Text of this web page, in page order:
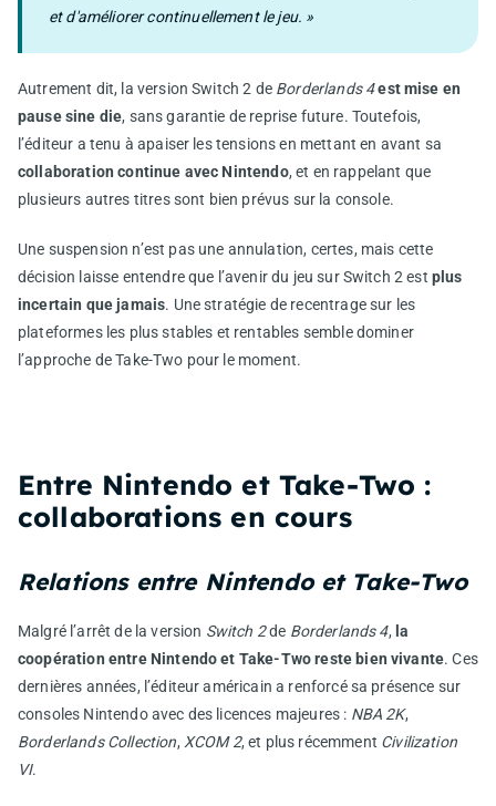
et d'améliorer continuellement le jeu. »
Autrement dit, la version Switch 2 de Borderlands 4est mise en
pause sine die, sans garantie de reprise future. Toutefois,
l’éditeur a tenu à apaiser les tensions en mettant en avant sa
collaboration continue avec Nintendo, et en rappelant que
plusieurs autres titres sont bien prévus sur la console.
Une suspension n’est pas une annulation, certes, mais cette
décision laisse entendre que l’avenir du jeu sur Switch 2 est plus
incertain que jamais. Une stratégie de recentrage sur les
plateformes les plus stables et rentables semble dominer
l’approche de Take-Two pour le moment.
Entre Nintendo et Take‑Two :
collaborations en cours
Relations entre Nintendo et Take‑Two
Malgré l’arrêt de la version Switch 2de Borderlands 4, la
coopération entre Nintendo et Take-Two reste bien vivante. Ces
dernières années, l’éditeur américain a renforcé sa présence sur
consoles Nintendo avec des licences majeures : NBA 2K,
Borderlands Collection, XCOM 2, et plus récemment Civilization
VI.